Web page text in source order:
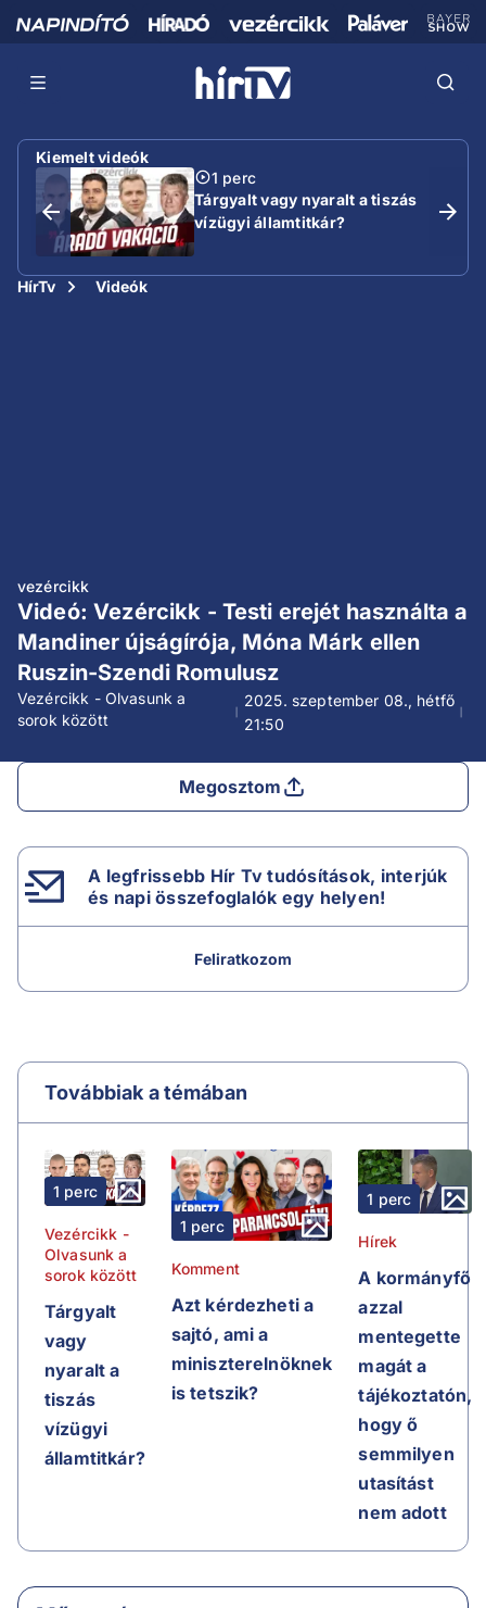
Kiemelt videók
1 perc
Tárgyalt vagy nyaralt a tiszás
vízügyi államtitkár?
HírTv Videók
vezércikk
Videó: Vezércikk - Testi erejét használta a
Mandiner újságírója, Móna Márk ellen
Ruszin-Szendi Romulusz
Vezércikk - Olvasunk a
sorok között
2025. szeptember 08., hétfő
21:50
Megosztom
A legfrissebb Hír Tv tudósítások, interjúk
és napi összefoglalók egy helyen!
Feliratkozom
Továbbiak a témában
1 perc
Vezércikk -
Olvasunk a
sorok között
Tárgyalt
vagy
nyaralt a
tiszás
vízügyi
államtitkár?
1 perc
Komment
Azt kérdezheti a
sajtó, ami a
miniszterelnöknek
is tetszik?
1 perc
Hírek
A kormányfő
azzal
mentegette
magát a
tájékoztatón,
hogy ő
semmilyen
utasítást
nem adott